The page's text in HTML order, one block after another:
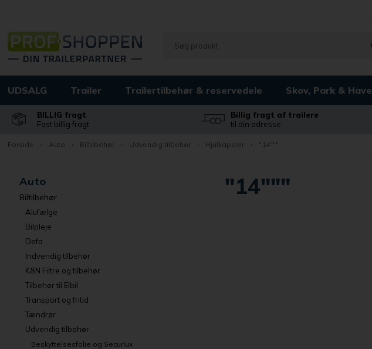
UDSALG Trailer Trailertilbehør & reservedele Skov, Park & Have
BILLIG fragt
Fast billig fragt
Billig fragt af trailere
til din adresse
Forside Auto Biltilbehør Udvendig tilbehør Hjulkapsler "14"""
Auto
Biltilbehør
Alufælge
Bilpleje
Defa
Indvendig tilbehør
K&N Filtre og tilbehør
Tilbehør til Elbil
Transport og fritid
Tændrør
Udvendig tilbehør
Beskyttelsesfolie og Securlux
"14"""